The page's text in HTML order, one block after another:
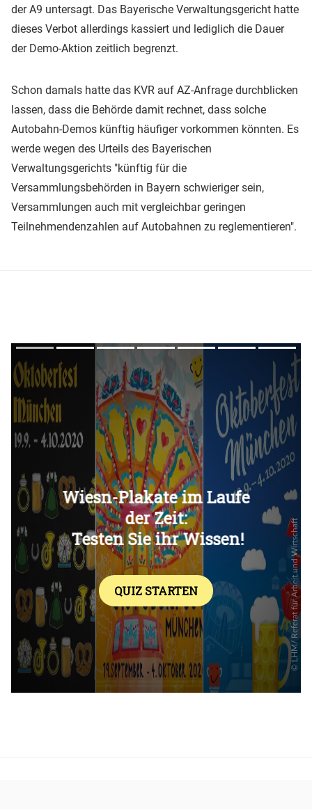
der A9 untersagt. Das Bayerische Verwaltungsgericht hatte
dieses Verbot allerdings kassiert und lediglich die Dauer
der Demo-Aktion zeitlich begrenzt.
Schon damals hatte das KVR auf AZ-Anfrage durchblicken
lassen, dass die Behörde damit rechnet, dass solche
Autobahn-Demos künftig häufiger vorkommen könnten. Es
werde wegen des Urteils des Bayerischen
Verwaltungsgerichts "künftig für die
Versammlungsbehörden in Bayern schwieriger sein,
Versammlungen auch mit vergleichbar geringen
Teilnehmendenzahlen auf Autobahnen zu reglementieren".
Überspringen
Überspringen